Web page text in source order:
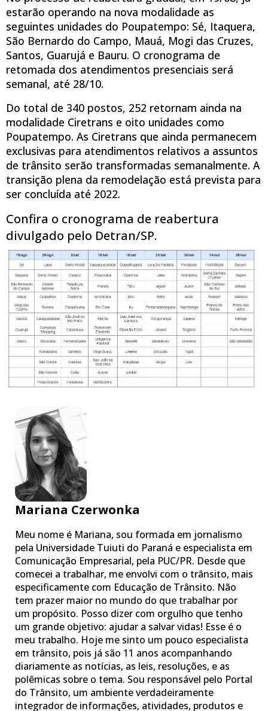
estarão operando na nova modalidade as
seguintes unidades do Poupatempo: Sé, Itaquera,
São Bernardo do Campo, Mauá, Mogi das Cruzes,
Santos, Guarujá e Bauru. O cronograma de
retomada dos atendimentos presenciais será
semanal, até 28/10.
Do total de 340 postos, 252 retornam ainda na
modalidade Ciretrans e oito unidades como
Poupatempo. As Ciretrans que ainda permanecem
exclusivas para atendimentos relativos a assuntos
de trânsito serão transformadas semanalmente. A
transição plena da remodelação está prevista para
ser concluída até 2022.
Confira o cronograma de reabertura
divulgado pelo Detran/SP.
Mariana Czerwonka
Meu nome é Mariana, sou formada em jornalismo
pela Universidade Tuiuti do Paraná e especialista em
Comunicação Empresarial, pela PUC/PR. Desde que
comecei a trabalhar, me envolvi com o trânsito, mais
especificamente com Educação de Trânsito. Não
tem prazer maior no mundo do que trabalhar por
um propósito. Posso dizer com orgulho que tenho
um grande objetivo: ajudar a salvar vidas! Esse é o
meu trabalho. Hoje me sinto um pouco especialista
em trânsito, pois já são 11 anos acompanhando
diariamente as notícias, as leis, resoluções, e as
polêmicas sobre o tema. Sou responsável pelo Portal
do Trânsito, um ambiente verdadeiramente
integrador de informações, atividades, produtos e